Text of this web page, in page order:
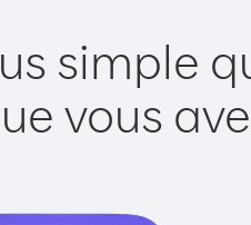
simple
vous